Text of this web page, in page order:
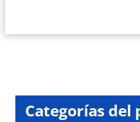
Categorías del